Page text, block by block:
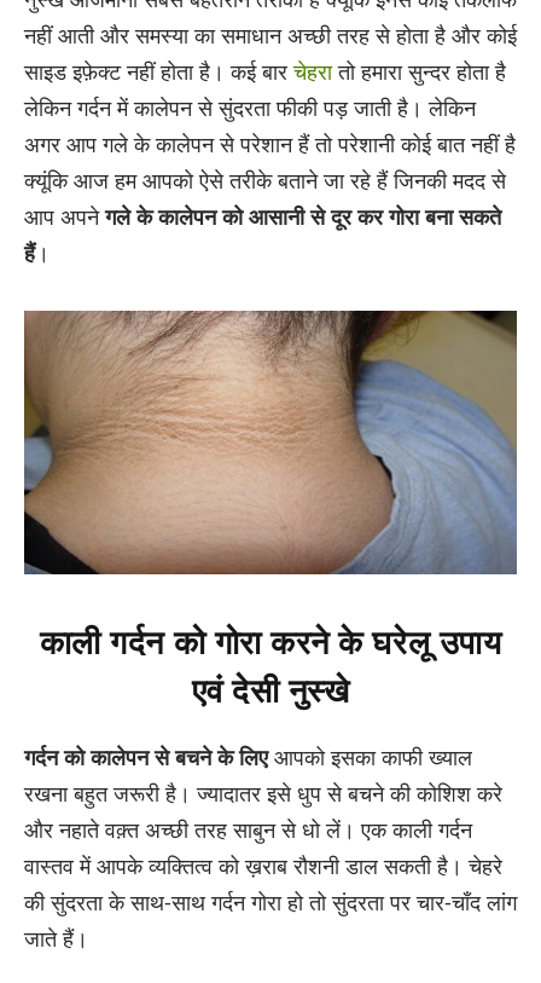
नहीं आती और समस्या का समाधान अच्छी तरह से होता है और कोई
साइड इफ़ेक्ट नहीं होता है। कई बारचेहरातो हमारा सुन्दर होता है
लेकिन गर्दन में कालेपन से सुंदरता फीकी पड़ जाती है। लेकिन
अगर आप गले के कालेपन से परेशान हैं तो परेशानी कोई बात नहीं है
क्यूंकि आज हम आपको ऐसे तरीके बताने जा रहे हैं जिनकी मदद से
आप अपनेगले के कालेपन को आसानी से दूर कर गोरा बना सकते
हैं।
काली गर्दन को गोरा करने के घरेलू उपाय
एवं देसी नुस्खे
गर्दन को कालेपन से बचने के लिएआपको इसका काफी ख्याल
रखना बहुत जरूरी है। ज्यादातर इसे धुप से बचने की कोशिश करे
और नहाते वक़्त अच्छी तरह साबुन से धो लें। एक काली गर्दन
वास्तव में आपके व्यक्तित्व को ख़राब रौशनी डाल सकती है। चेहरे
की सुंदरता के साथ-साथ गर्दन गोरा हो तो सुंदरता पर चार-चाँद लांग
जाते हैं।